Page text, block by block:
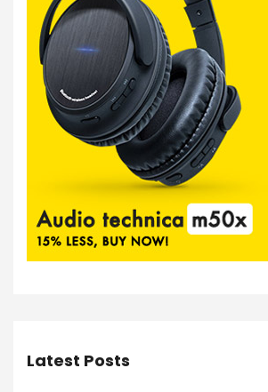
Latest Posts